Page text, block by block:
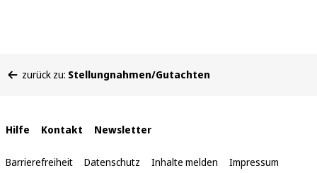
befinden
zurück zu: Stellungnahmen/Gutachten
Interne
Links
Hilfe Kontakt Newsletter
Barrierefreiheit Datenschutz Inhalte melden Impressum